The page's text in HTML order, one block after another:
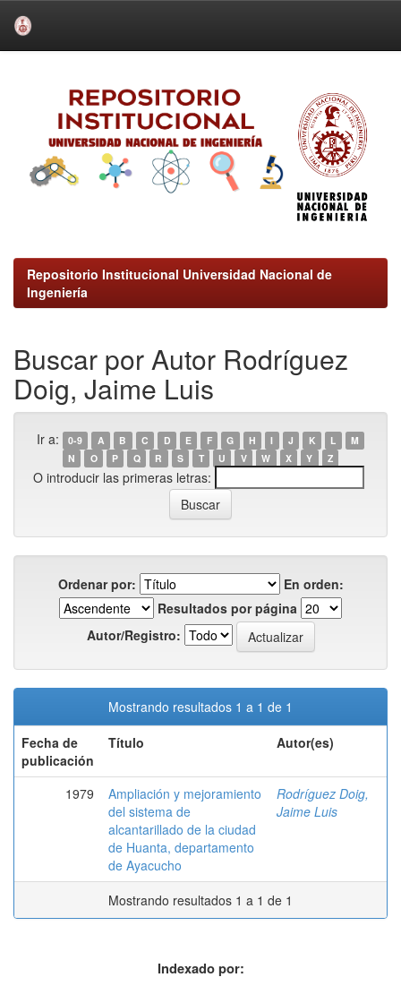
Repositorio Institucional Universidad Nacional de
Ingeniería
Buscar por Autor Rodríguez
Doig, Jaime Luis
Ir a: 0-9 A B C D E F G H I J K L
M
N
O P Q R S T U V W X Y Z
O introducir las primeras letras:
Ordenar por:
En orden:
Resultados por página
Autor/Registro:
Mostrando resultados 1 a 1 de 1
Fecha de
publicación
Título Autor(es)
1979
Ampliación y mejoramiento
del sistema de
alcantarillado de la ciudad
de Huanta, departamento
de Ayacucho
Rodríguez Doig,
Jaime Luis
Mostrando resultados 1 a 1 de 1
Indexado por: